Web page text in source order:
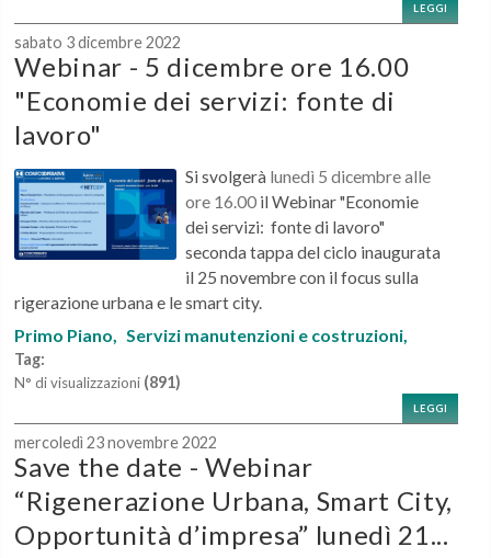
LEGGI
sabato 3 dicembre 2022
Webinar - 5 dicembre ore 16.00
"Economie dei servizi: fonte di
lavoro"
Si svolgerà lunedì 5 dicembre alle
ore 16.00il Webinar "Economie
dei servizi: fonte di lavoro"
seconda tappa del ciclo inaugurata
il 25 novembre con il focus sulla
rigerazione urbana e le smart city.
Primo Piano, Servizi manutenzioni e costruzioni,
Tag:
N° di visualizzazioni (891)
LEGGI
mercoledì 23 novembre 2022
Save the date - Webinar
“Rigenerazione Urbana, Smart City,
Opportunità d’impresa” lunedì 21...